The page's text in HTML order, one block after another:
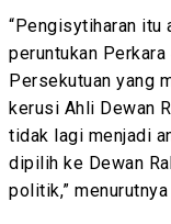
“Pengisytiharan itu
peruntukan
Persekutuan yang
kerusi Ahli Dewan
tidak lagi menjadi
dipilih ke Dewan
politik,”